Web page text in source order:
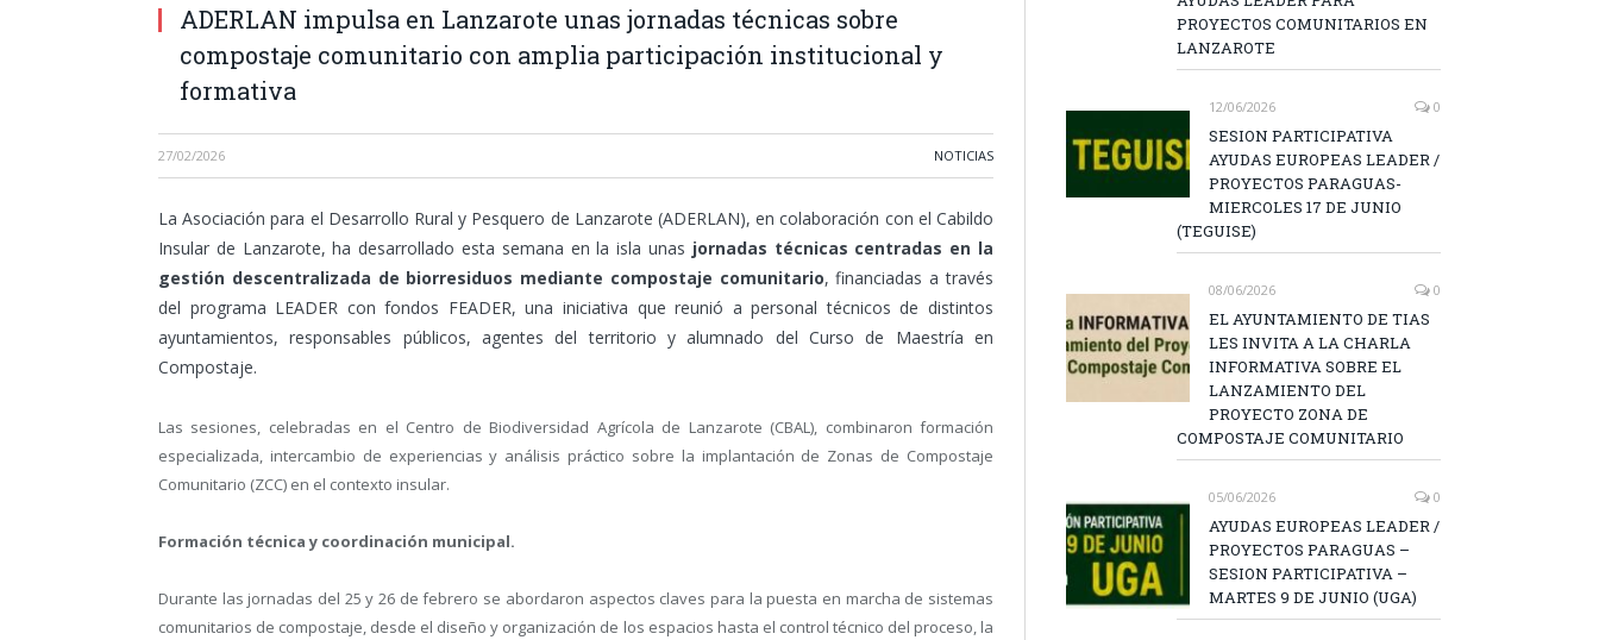
ADERLAN impulsa en Lanzarote unas jornadas técnicas sobre
compostaje comunitario con amplia participación institucional y
formativa
27/02/2026 NOTICIAS
La Asociación para el Desarrollo Rural y Pesquero de Lanzarote (ADERLAN), en colaboración con el Cabildo
Insular de Lanzarote, ha desarrollado esta semana en la isla unas jornadas técnicas centradas en la
gestión descentralizada de biorresiduos mediante compostaje comunitario, financiadas a través
del programa LEADER con fondos FEADER, una iniciativa que reunió a personal técnicos de distintos
ayuntamientos, responsables públicos, agentes del territorio y alumnado del Curso de Maestría en
Compostaje.
Las sesiones, celebradas en el Centro de Biodiversidad Agrícola de Lanzarote (CBAL), combinaron formación
especializada, intercambio de experiencias y análisis práctico sobre la implantación de Zonas de Compostaje
Comunitario (ZCC) en el contexto insular.
Formación técnica y coordinación municipal.
Durante las jornadas del 25 y 26 de febrero se abordaron aspectos claves para la puesta en marcha de sistemas
comunitarios de compostaje, desde el diseño y organización de los espacios hasta el control técnico del proceso, la
PROYECTOS COMUNITARIOS EN
LANZAROTE
12/06/2026 0
SESION PARTICIPATIVA
AYUDAS EUROPEAS LEADER /
PROYECTOS PARAGUAS-
MIERCOLES 17 DE JUNIO
(TEGUISE)
08/06/2026 0
EL AYUNTAMIENTO DE TIAS
LES INVITA A LA CHARLA
INFORMATIVA SOBRE EL
LANZAMIENTO DEL
PROYECTO ZONA DE
COMPOSTAJE COMUNITARIO
05/06/2026 0
AYUDAS EUROPEAS LEADER /
PROYECTOS PARAGUAS –
SESION PARTICIPATIVA –
MARTES 9 DE JUNIO (UGA)